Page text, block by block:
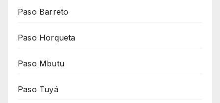
Paso Barreto
Paso Horqueta
Paso Mbutu
Paso Tuyá